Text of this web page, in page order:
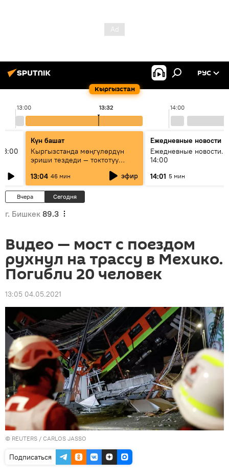
Кыргызстан
РУС
13:00 14:00
13:32
Күн башат
Кыргызстанда мөңгүлөрдүн
эриши тездеди — токтотуу
13:04 46 мин эфир
Ежедневные новости
Ежедневные новости.
14:00
14:01 5 мин
Вчера Сегодня
г. Бишкек 89.3
Видео — мост с поездом
рухнул на трассу в Мехико.
Погибли 20 человек
13:05 04.05.2021
© REUTERS / CARLOS JASSO
Подписаться